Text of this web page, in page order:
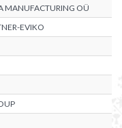
MANUFACTURING OÜ
EVIKO